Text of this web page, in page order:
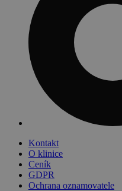
Kontakt
O klinice
Ceník
GDPR
Ochrana oznamovatele